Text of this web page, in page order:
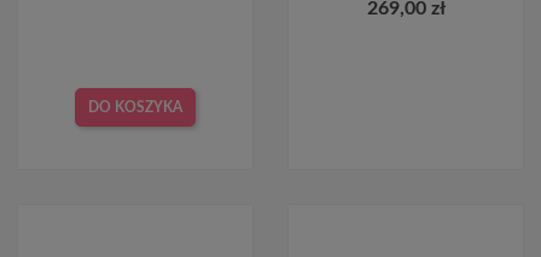
DO KOSZYKA
269,00 zł